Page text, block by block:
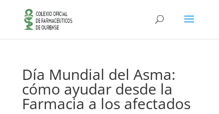
Día Mundial del Asma:
cómo ayudar desde la
Farmacia a los afectados